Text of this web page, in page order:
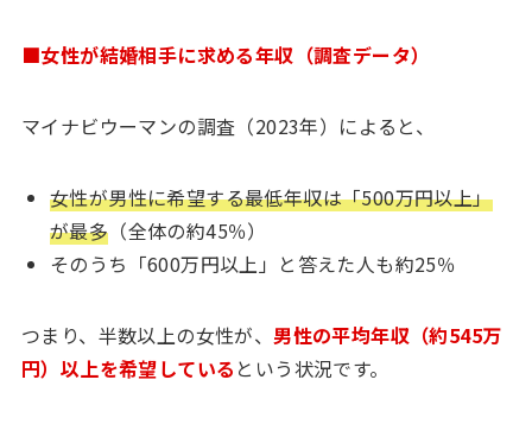
■女性が結婚相手に求める年収（調査データ）
マイナビウーマンの調査（2023年）によると、
女性が男性に希望する最低年収は「500万円以上」
が最多 （全体の約45％）
そのうち「600万円以上」と答えた人も約25％
つまり、半数以上の女性が、男性の平均年収（約545万
円）以上を希望している という状況です。